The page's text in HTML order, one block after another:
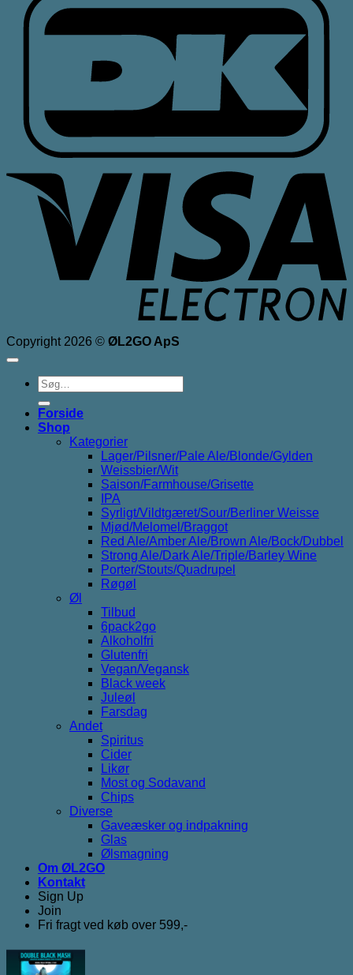
Copyright 2026 © ØL2GO ApS
Søg
efter:
Forside
Shop
Kategorier
Lager/Pilsner/Pale Ale/Blonde/Gylden
Weissbier/Wit
Saison/Farmhouse/Grisette
IPA
Syrligt/Vildtgæret/Sour/Berliner Weisse
Mjød/Melomel/Braggot
Red Ale/Amber Ale/Brown Ale/Bock/Dubbel
Strong Ale/Dark Ale/Triple/Barley Wine
Porter/Stouts/Quadrupel
Røgøl
Øl
Tilbud
6pack2go
Alkoholfri
Glutenfri
Vegan/Vegansk
Black week
Juleøl
Farsdag
Andet
Spiritus
Cider
Likør
Most og Sodavand
Chips
Diverse
Gaveæsker og indpakning
Glas
Ølsmagning
Om ØL2GO
Kontakt
Sign Up
Join
Fri fragt ved køb over 599,-